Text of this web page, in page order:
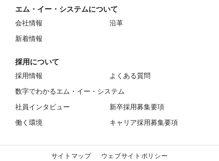
エム・イー・システムについて
会社情報
沿革
新着情報
採用について
採用情報
数字でわかるエム・イー・システム
社員インタビュー
働く環境
よくある質問
新卒採用募集要項
キャリア採用募集要項
サイトマップ ウェブサイトポリシー